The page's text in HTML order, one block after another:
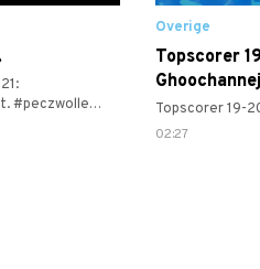
#peczwolle
Overige
Topscorer
Topscorer 19-
02:27